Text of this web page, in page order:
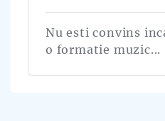
Nu esti convins
o formatie muzic...